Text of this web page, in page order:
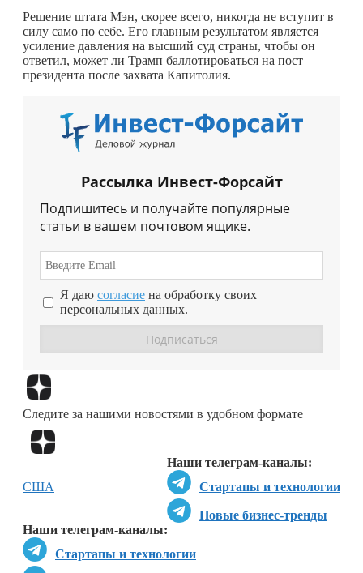
Решение штата Мэн, скорее всего, никогда не вступит в
силу само по себе. Его главным результатом является
усиление давления на высший суд страны, чтобы он
ответил, может ли Трамп баллотироваться на пост
президента после захвата Капитолия.
Рассылка Инвест-Форсайт
Подпишитесь и получайте популярные
статьи в вашем почтовом ящике.
Я даю согласие на обработку своих
персональных данных.
Следите за нашими новостями в удобном формате
Наши телеграм-каналы:
Стартапы и технологии
Новые бизнес-тренды
Наши телеграм-каналы:
Стартапы и технологии
США